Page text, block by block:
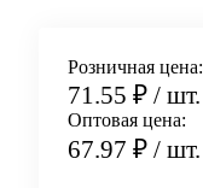
Розничная цена:
71.55 ₽ / шт.
Оптовая цена:
67.97 ₽ / шт.